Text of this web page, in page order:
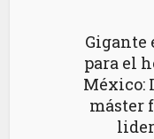
Gigante
para el
México:
máster